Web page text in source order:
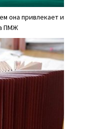
она привлекает и
ПМЖ